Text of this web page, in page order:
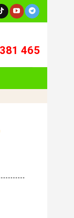
465